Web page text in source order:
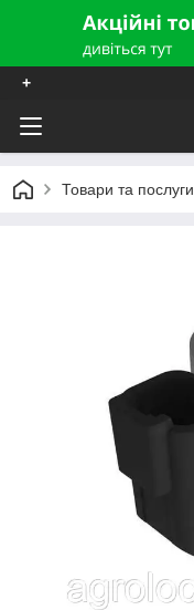
+
Товари та послуги